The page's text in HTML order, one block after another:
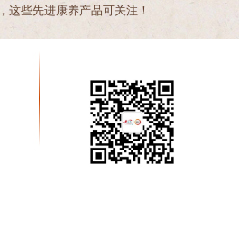
这些先进康养产品可关注！